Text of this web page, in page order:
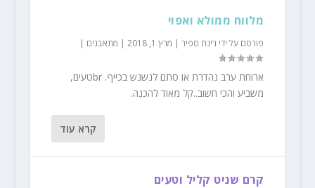
מלווח ממולא ואפוי
פורסם על ידי רינת ספיר| מרץ 1, 2018 | מתאבנים |
ארוחת ערב נהדרת או סתם לנשנש בכייף. brטעים,
משביע והכי חשוב..קל מאוד להכנה.
קרא עוד
קרם שניט קליל וטעים